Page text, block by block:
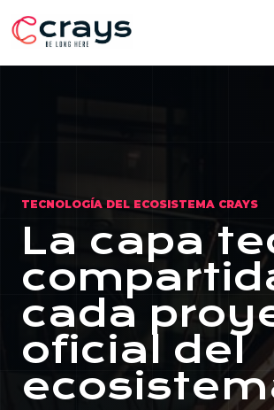
TECNOLOGÍA DEL ECOSISTEMA CRAYS
La capa
cada
oficial del